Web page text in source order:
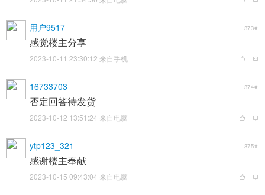
用户9517 373#
感觉楼主分享
2023-10-11 23:30:12 来自手机
16733703 374#
否定回答待发货
2023-10-12 13:51:24 来自电脑
ytp123_321 375#
感谢楼主奉献
2023-10-15 09:43:04 来自电脑